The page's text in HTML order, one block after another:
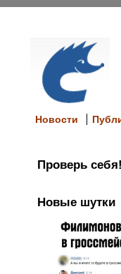
Новости
Проверь себя!
Новые шутки